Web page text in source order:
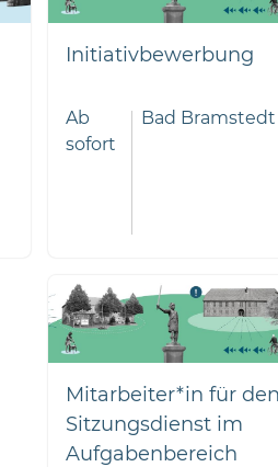
Initiativbewerbung
Ab
sofort
Bad Bramstedt
Mitarbeiter*in für den
Sitzungsdienst im
Aufgabenbereich